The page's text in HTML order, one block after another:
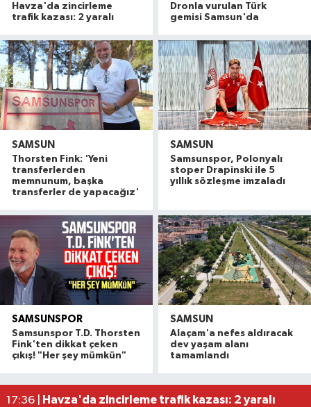
Havza'da zincirleme
trafik kazası: 2 yaralı
Dronla vurulan Türk
gemisi Samsun'da
SAMSUN
Thorsten Fink: 'Yeni
transferlerden
memnunum, başka
transferler de yapacağız'
SAMSUN
Samsunspor, Polonyalı
stoper Drapinski ile 5
yıllık sözleşme imzaladı
SAMSUNSPOR
Samsunspor T.D. Thorsten
Fink'ten dikkat çeken
çıkış! "Her şey mümkün"
SAMSUN
Alaçam'a nefes aldıracak
dev yaşam alanı
tamamlandı
20:16 |Alaçam çileği reçel oldu: Hedef coğrafi işaret ve
19:06 |Hafif ticari araç ile motosiklet çarpıştı: 1 yaralı
17:59 | Otomobille motosiklet çarpıştı: 1 yaralı
17:36 |
Havza'da zincirleme trafik kazası: 2 yaralı